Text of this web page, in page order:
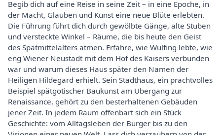
Begib dich auf eine Reise in seine Zeit – in eine Epoche, in
der Macht, Glauben und Kunst eine neue Blüte erlebten.
Die Führung führt dich durch gewölbte Gänge, alte Stuben
und versteckte Winkel – Räume, die bis heute den Geist
des Spätmittelalters atmen. Erfahre, wie Wulfing lebte, wie
eng Wiener Neustadt mit dem Hof des Kaisers verbunden
war und warum dieses Haus später den Namen der
Heiligen Hildegard erhielt. Sein Stadthaus, ein prachtvolles
Beispiel spätgotischer Baukunst am Übergang zur
Renaissance, gehört zu den besterhaltenen Gebäuden
jener Zeit. In jedem Raum offenbart sich ein Stück
Geschichte: vom Alltagsleben der Bürger bis zu den